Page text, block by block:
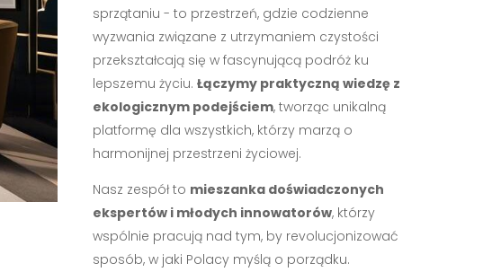
sprzątaniu - to przestrzeń, gdzie codzienne
wyzwania związane z utrzymaniem czystości
przekształcają się w fascynującą podróż ku
lepszemu życiu. Łączymy praktyczną wiedzę z
ekologicznym podejściem, tworząc unikalną
platformę dla wszystkich, którzy marzą o
harmonijnej przestrzeni życiowej.
Nasz zespół to mieszanka doświadczonych
ekspertów i młodych innowatorów, którzy
wspólnie pracują nad tym, by revolucjonizować
sposób, w jaki Polacy myślą o porządku.